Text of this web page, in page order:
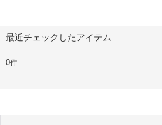
最近チェックしたアイテム
0件